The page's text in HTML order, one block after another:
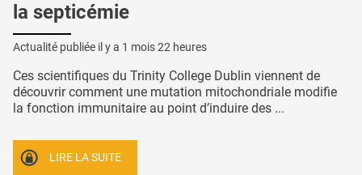
la septicémie
Actualité publiée il y a 1 mois 22 heures
Ces scientifiques du Trinity College Dublin viennent de
découvrir comment une mutation mitochondriale modifie
la fonction immunitaire au point d’induire des ...
LIRE LA SUITE